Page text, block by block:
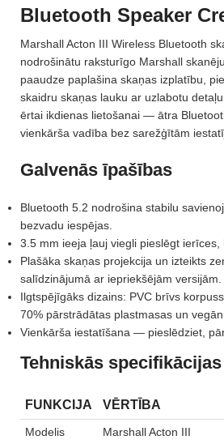
Bluetooth Speaker
Marshall Acton III Wireless Bluetooth
nodrošinātu raksturīgo Marshall
paaudze paplašina skaņas izplatību,
skaidru skaņas lauku ar uzlabotu
ērtai ikdienas lietošanai — ātra
vienkārša vadība bez sarežģītām
Galvenās īpašības
Bluetooth 5.2 nodrošina stabilu
bezvadu iespējas.
3.5 mm ieeja ļauj viegli pieslēgt ierīces,
Plašāka skaņas projekcija un izteikts
salīdzinājumā ar iepriekšējām versijām.
Ilgtspējīgāks dizains: PVC brīvs
70% pārstrādātas plastmasas un
Vienkārša iestatīšana — pieslēdziet,
Tehniskās specifikācijas
FUNKCIJA VĒRTĪBA
Modelis
Marshall Acton III